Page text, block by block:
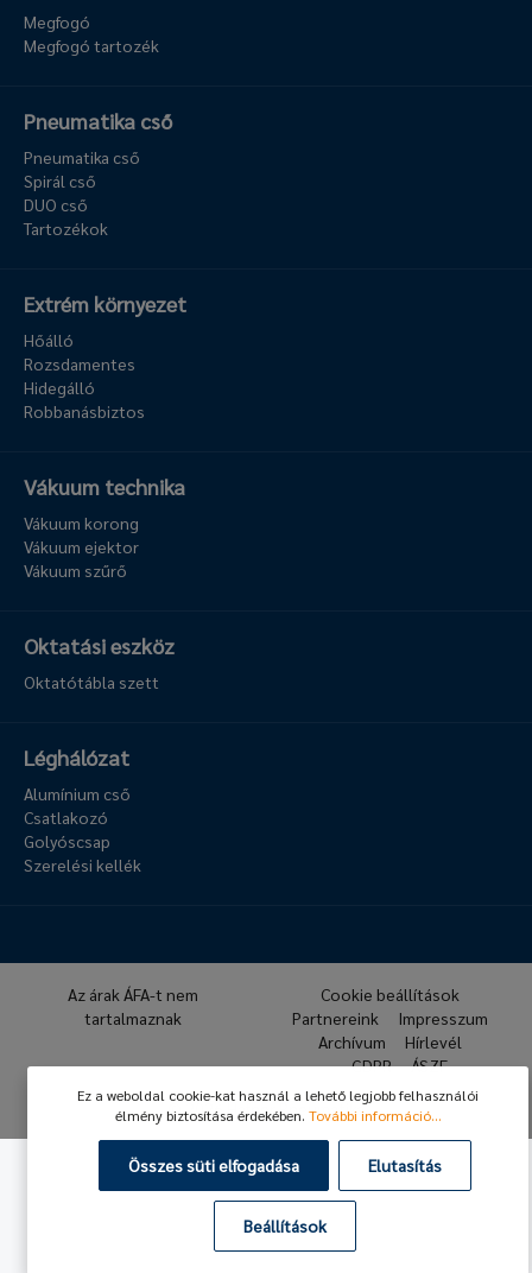
Megfogó
Megfogó tartozék
Pneumatika cső
Pneumatika cső
Spirál cső
DUO cső
Tartozékok
Extrém környezet
Hőálló
Rozsdamentes
Hidegálló
Robbanásbiztos
Vákuum technika
Vákuum korong
Vákuum ejektor
Vákuum szűrő
Oktatási eszköz
Oktatótábla szett
Léghálózat
Alumínium cső
Csatlakozó
Golyóscsap
Szerelési kellék
© 2026 Hafner Pneumatika
Az árak ÁFA-t nem
tartalmaznak
Cookie beállítások
Partnereink
Impresszum
Archívum
Hírlevél
GDPR
ÁSZF
Ez a weboldal cookie-kat használ a lehető legjobb felhasználói
élmény biztosítása érdekében. További információ...
Összes süti elfogadása Elutasítás
Beállítások